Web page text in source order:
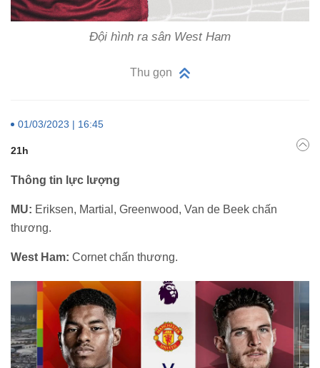
Đội hình ra sân West Ham
Thu gọn
01/03/2023 | 16:45
21h
Thông tin lực lượng
MU: Eriksen, Martial, Greenwood, Van de Beek chấn
thương.
West Ham: Cornet chấn thương.